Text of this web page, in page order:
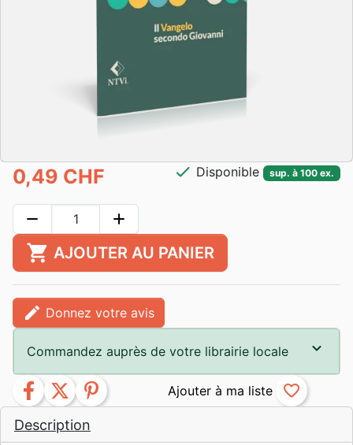
Description
0,49 CHF check Disponible sup. à 100 ex.
remove add
shopping_cart AJOUTER AU PANIER
edit Donnez votre avis
Commandez auprès de votre librairie locale
facebook twitter pinterest favorite_border